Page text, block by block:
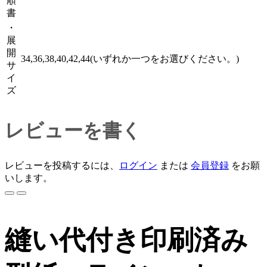
書
・
展
開
サ
イ
ズ
34,36,38,40,42,44(いずれか一つをお選びください。)
レビューを書く
レビューを投稿するには、 ログイン または 会員登録 をお願
いします。
縫い代付き印刷済み